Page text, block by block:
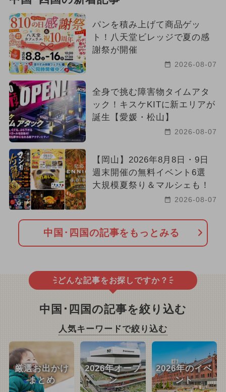
パンを積み上げて商品ゲッ
ト！八天堂ビレッジで夏の感
謝祭が開催
2026-08-07
全身で挑む障害物タイムアタ
ック！キスケKITに新エリアが
誕生【愛媛・松山】
2026-08-07
【岡山】2026年8月8日・9日
週末開催の無料イベント6選
大規模夏祭り＆マルシェも！
2026-08-07
中国･四国の記事をもっとみる
どんな記事をお探しですか？
中国･四国の記事を絞り込む
人気キーワードで絞り込む
厳選お出かけ
まとめ
2026年オープ
ン
2026年のイベ
ント